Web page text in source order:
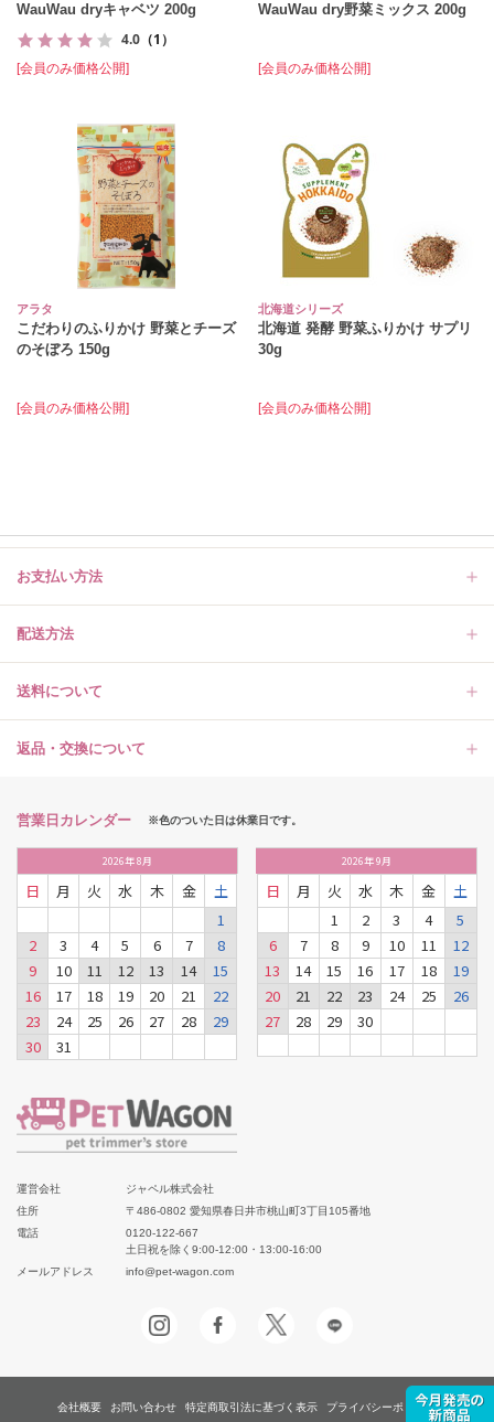
WauWau dryキャベツ 200g
4.0 （1）
[会員のみ価格公開]
WauWau dry野菜ミックス 200g
[会員のみ価格公開]
アラタ
こだわりのふりかけ 野菜とチーズ
のそぼろ 150g
[会員のみ価格公開]
北海道シリーズ
北海道 発酵 野菜ふりかけ サプリ
30g
[会員のみ価格公開]
お支払い方法
配送方法
送料について
返品・交換について
営業日カレンダー ※色のついた日は休業日です。
2026年8月
日 月 火 水 木 金
土
1
2
3 4 5 6 7
8
9
10 11 12 13 14
15
16
17 18 19 20 21
22
23
24 25 26 27 28
29
30
31
2026年9月
日 月 火 水 木 金
土
1
2 3 4
5
6
7 8 9 10 11
12
13
14 15 16 17 18
19
20
21 22 23 24 25
26
27
28 29 30
運営会社
ジャペル株式会社
住所
〒486-0802 愛知県春日井市桃山町3丁目105番地
電話
0120-122-667
土日祝を除く9:00-12:00・13:00-16:00
メールアドレス
info@pet-wagon.com
会社概要 お問い合わせ 特定商取引法に基づく表示 プライバシーポリシー